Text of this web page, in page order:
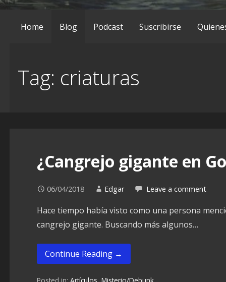
Home Blog Podcast Suscribirse
Tag: criaturas
¿Cangrejo gigante en
06/04/2018 Edgar Leave a comment
Hace tiempo había visto como una persona
cangrejo gigante. Buscando más algunos…
Continue Reading →